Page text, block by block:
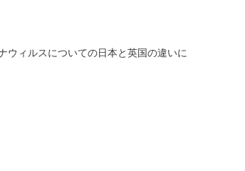
ウィルスについての日本と英国の違いに